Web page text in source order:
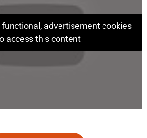
functional, advertisement cookies
access this content